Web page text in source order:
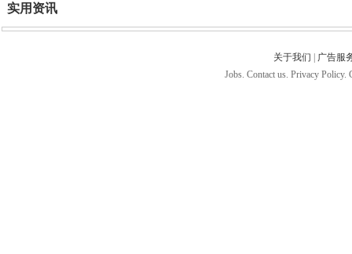
实用资讯
关于我们
广告服
Jobs. Contact us. Privacy